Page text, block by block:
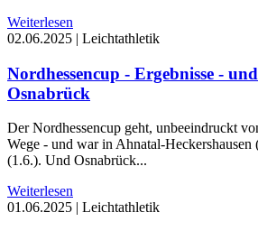
Weiterlesen
02.06.2025 | Leichtathletik
Nordhessencup - Ergebnisse -
Osnabrück
Der Nordhessencup geht, unbeeindruckt
Wege - und war in Ahnatal-Heckershausen
(1.6.). Und Osnabrück...
Weiterlesen
01.06.2025 | Leichtathletik